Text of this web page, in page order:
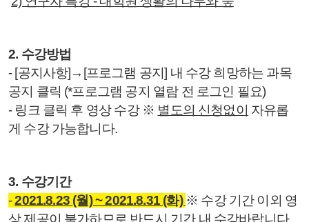
2. 수강방법
- [공지사항]→[프로그램 공지] 내 수강 희망하는 과목
공지 클릭 (*프로그램 공지 열람 전 로그인 필요)
- 링크 클릭 후 영상 수강 ※ 별도의 신청없이 자유롭
게 수강 가능합니다.
3. 수강기간
-2021.8.23 (월) ~ 2021.8.31 (화) ※ 수강 기간 이외 영
상 제공이 불가하므로 반드시 기간 내 수강바랍니다.